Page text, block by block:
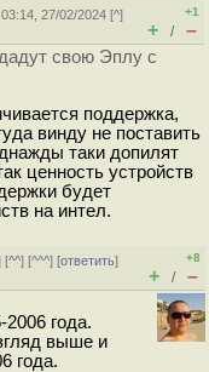
27/02/2024 [^]
+1
+ / –
свою Эплу с
поддержка,
винду не поставить
таки допилят
ценность устройств
будет
на интел.
[^^] [^^^] [ответить]
+8
+ / –
года.
выше и
года.